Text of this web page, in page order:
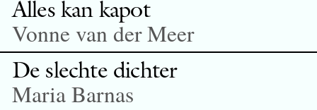
Alles kan kapot
Vonne van der Meer
De slechte dichter
Maria Barnas